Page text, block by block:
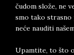
čudom slože, ne
smo tako strasno
neće nauditi
Upamtite, to što